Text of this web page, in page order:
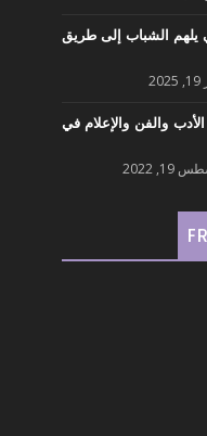
يلهم الشباب إلى طريق
والفن والإعلام في
19, 2022